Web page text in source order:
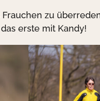
zu
erste mit Kandy!